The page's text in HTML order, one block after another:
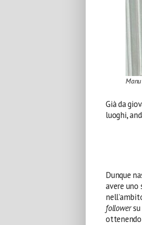
Già da
luoghi,
Dunque
avere uno
followersu